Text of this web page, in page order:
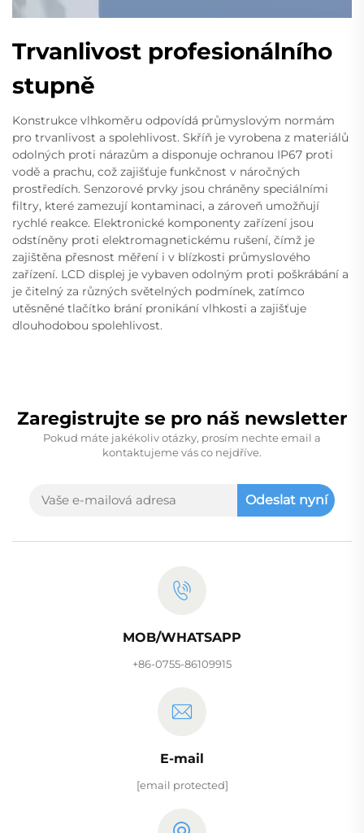
Trvanlivost profesionálního
stupně
Konstrukce vlhkoměru odpovídá průmyslovým normám
pro trvanlivost a spolehlivost. Skříň je vyrobena z materiálů
odolných proti nárazům a disponuje ochranou IP67 proti
vodě a prachu, což zajišťuje funkčnost v náročných
prostředích. Senzorové prvky jsou chráněny speciálními
filtry, které zamezují kontaminaci, a zároveň umožňují
rychlé reakce. Elektronické komponenty zařízení jsou
odstíněny proti elektromagnetickému rušení, čímž je
zajištěna přesnost měření i v blízkosti průmyslového
zařízení. LCD displej je vybaven odolným proti poškrábání a
je čitelný za různých světelných podmínek, zatímco
utěsněné tlačítko brání pronikání vlhkosti a zajišťuje
dlouhodobou spolehlivost.
Zaregistrujte se pro náš newsletter
Pokud máte jakékoliv otázky, prosím nechte email a
kontaktujeme vás co nejdříve.
Odeslat nyní
MOB/WHATSAPP
+86-0755-86109915
E-mail
[email protected]